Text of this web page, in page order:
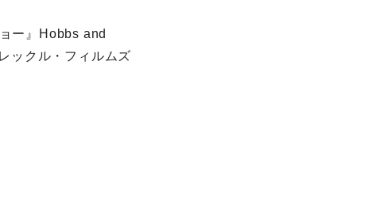
ー』Hobbs and
ックル・フィルムズ